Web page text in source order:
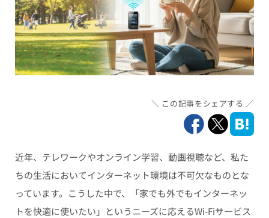
この記事をシェアする
近年、テレワークやオンライン学習、動画視聴など、私た
ちの生活においてインターネット環境は不可欠なものとな
っています。こうした中で、「家でも外でもインターネッ
トを快適に使いたい」というニーズに応えるWi-Fiサービス